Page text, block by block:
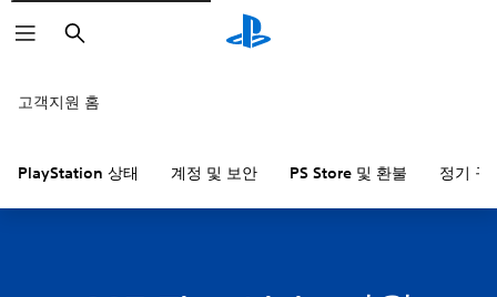
검
색
고객지원 홈
PlayStation 상태 계정 및 보안 PS Store 및 환불 정기 구